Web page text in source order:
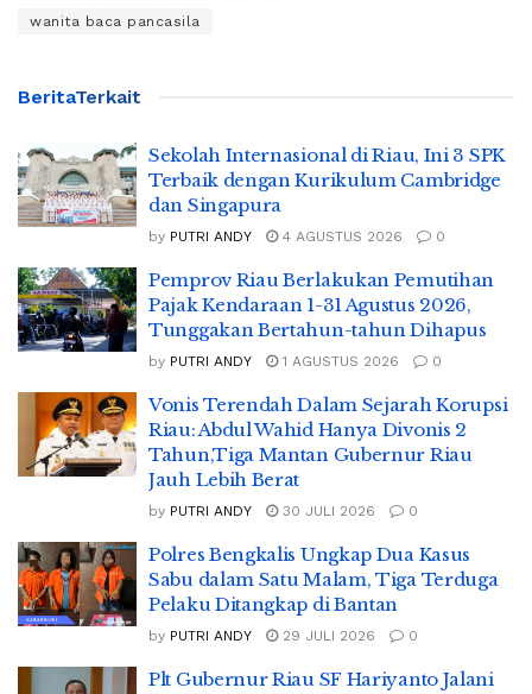
wanita baca pancasila
BeritaTerkait
Sekolah Internasional di Riau, Ini 3 SPK
Terbaik dengan Kurikulum Cambridge
dan Singapura
by PUTRI ANDY 4 AGUSTUS 2026 0
Pemprov Riau Berlakukan Pemutihan
Pajak Kendaraan 1-31 Agustus 2026,
Tunggakan Bertahun-tahun Dihapus
by PUTRI ANDY 1 AGUSTUS 2026 0
Vonis Terendah Dalam Sejarah Korupsi
Riau: Abdul Wahid Hanya Divonis 2
Tahun,Tiga Mantan Gubernur Riau
Jauh Lebih Berat
by PUTRI ANDY 30 JULI 2026 0
Polres Bengkalis Ungkap Dua Kasus
Sabu dalam Satu Malam, Tiga Terduga
Pelaku Ditangkap di Bantan
by PUTRI ANDY 29 JULI 2026 0
Plt Gubernur Riau SF Hariyanto Jalani